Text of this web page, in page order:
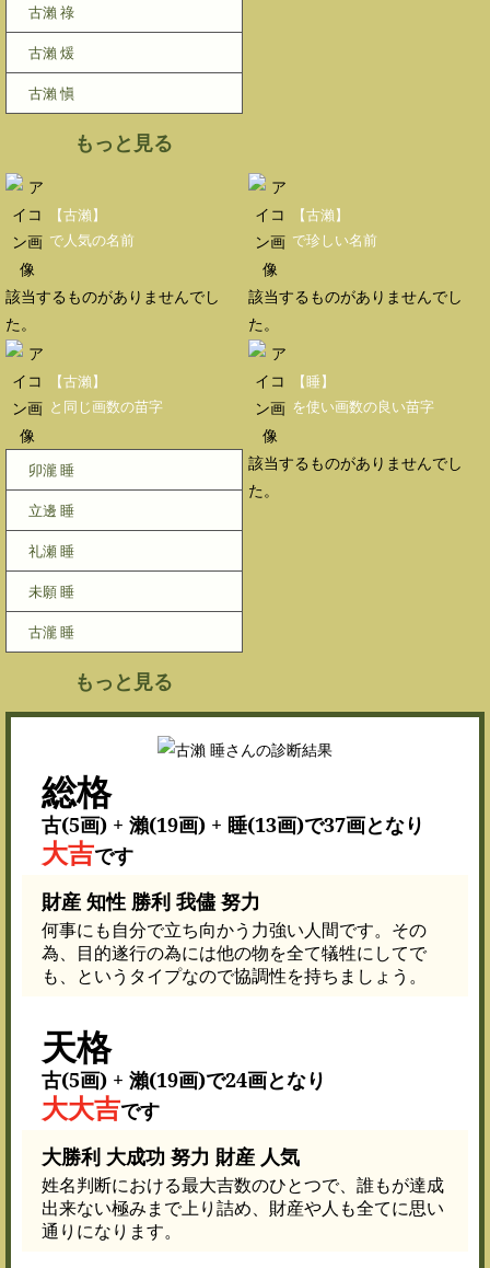
古瀨 祿
古瀨 煖
古瀨 愼
もっと見る
【古瀨】
で人気の名前
該当するものがありませんでし
た。
【古瀨】
で珍しい名前
該当するものがありませんでし
た。
【古瀨】
と同じ画数の苗字
卯瀧 睡
立邊 睡
礼瀬 睡
未願 睡
古瀧 睡
もっと見る
【睡】
を使い画数の良い苗字
該当するものがありませんでし
た。
総格
古(5画) + 瀨(19画) + 睡(13画)で37画となり
大吉です
財産 知性 勝利 我儘 努力
何事にも自分で立ち向かう力強い人間です。その
為、目的遂行の為には他の物を全て犠牲にしてで
も、というタイプなので協調性を持ちましょう。
天格
古(5画) + 瀨(19画)で24画となり
大大吉です
大勝利 大成功 努力 財産 人気
姓名判断における最大吉数のひとつで、誰もが達成
出来ない極みまで上り詰め、財産や人も全てに思い
通りになります。